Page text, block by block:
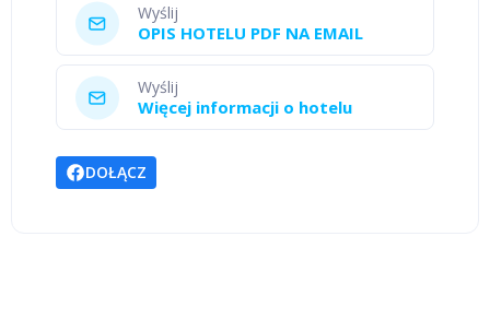
Wyślij
OPIS HOTELU PDF NA EMAIL
Wyślij
Więcej informacji o hotelu
DOŁĄCZ